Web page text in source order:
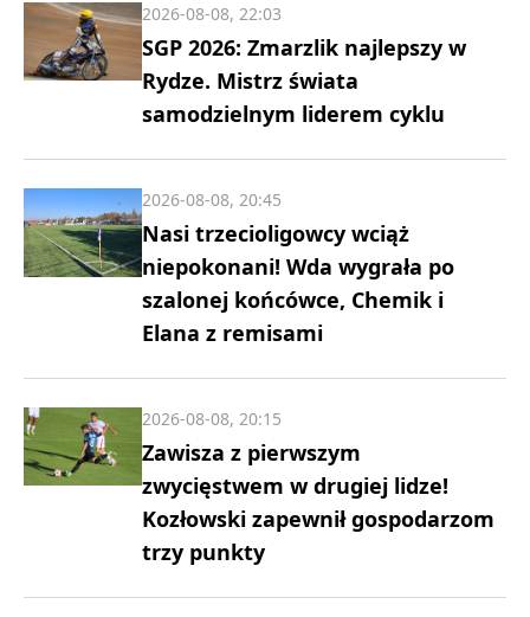
SGP 2026: Zmarzlik najlepszy w
Rydze. Mistrz świata
samodzielnym liderem cyklu
2026-08-08, 22:03
Nasi trzecioligowcy wciąż
niepokonani! Wda wygrała po
szalonej końcówce, Chemik i
Elana z remisami
2026-08-08, 20:45
Zawisza z pierwszym
zwycięstwem w drugiej lidze!
Kozłowski zapewnił gospodarzom
trzy punkty
2026-08-08, 20:15